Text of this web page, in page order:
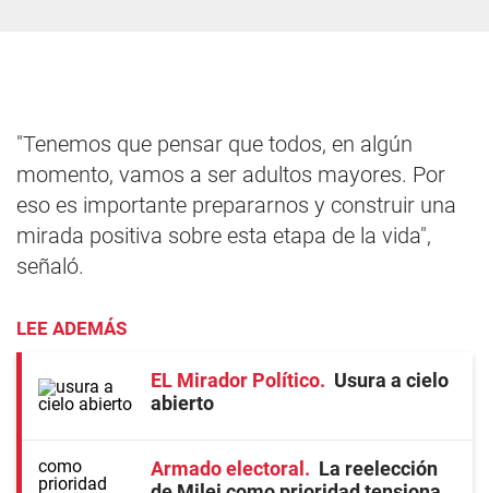
"Tenemos que pensar que todos, en algún
momento, vamos a ser adultos mayores. Por
eso es importante prepararnos y construir una
mirada positiva sobre esta etapa de la vida",
señaló.
LEE ADEMÁS
EL Mirador Político
Usura a cielo
abierto
Armado electoral
La reelección